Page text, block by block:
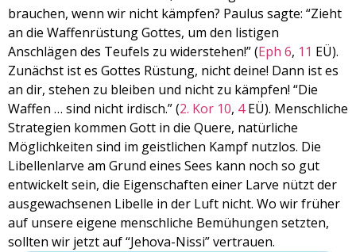
brauchen, wenn wir nicht kämpfen? Paulus sagte: “Zieht
an die Waffenrüstung Gottes, um den listigen
Anschlägen des Teufels zu widerstehen!” (Eph 6, 11 EÜ).
Zunächst ist es Gottes Rüstung, nicht deine! Dann ist es
an dir, stehen zu bleiben und nicht zu kämpfen! “Die
Waffen … sind nicht irdisch.” (2. Kor 10, 4EÜ). Menschliche
Strategien kommen Gott in die Quere, natürliche
Möglichkeiten sind im geistlichen Kampf nutzlos. Die
Libellenlarve am Grund eines Sees kann noch so gut
entwickelt sein, die Eigenschaften einer Larve nützt der
ausgewachsenen Libelle in der Luft nicht. Wo wir früher
auf unsere eigene menschliche Bemühungen setzten,
sollten wir jetzt auf “Jehova-Nissi” vertrauen.